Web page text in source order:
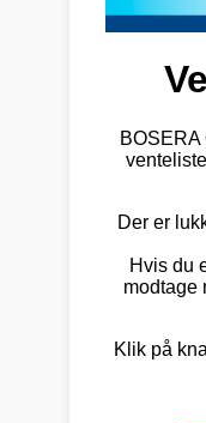
Der er
Hvis du
modtage
Klik på